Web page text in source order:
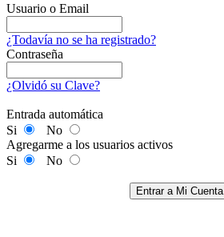
Usuario o Email
¿Todavía no se ha registrado?
Contraseña
¿Olvidó su Clave?
Entrada automática
Si
No
Agregarme a los usuarios activos
Si
No
Entrar a Mi Cuenta